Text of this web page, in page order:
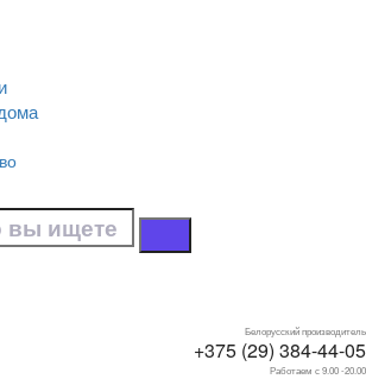
Белорусский производитель
+375 (29) 384-44-05
Работаем с 9.00 -20.00
200 м.кв.